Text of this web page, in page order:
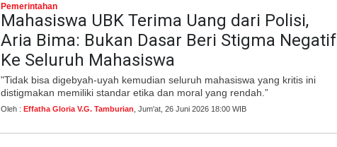
Pemerintahan
Mahasiswa UBK Terima Uang dari Polisi,
Aria Bima: Bukan Dasar Beri Stigma Negatif
Ke Seluruh Mahasiswa
"Tidak bisa digebyah-uyah kemudian seluruh mahasiswa yang kritis ini
distigmakan memiliki standar etika dan moral yang rendah.”
Oleh : Effatha Gloria V.G. Tamburian , Jum'at, 26 Juni 2026 18:00 WIB